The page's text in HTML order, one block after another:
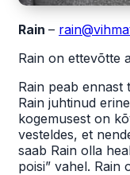
Rain –
Rain on ettevõtte
Rain peab ennast
Rain juhtinud
kogemusest on
vesteldes, et
saab Rain olla
poisi” vahel. Rain